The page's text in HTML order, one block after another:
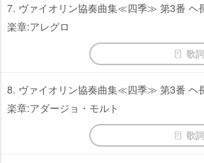
7. ヴァイオリン協奏曲集≪四季≫ 第3番 ヘ
楽章:アレグロ
歌詞
8. ヴァイオリン協奏曲集≪四季≫ 第3番 ヘ
楽章:アダージョ・モルト
歌詞